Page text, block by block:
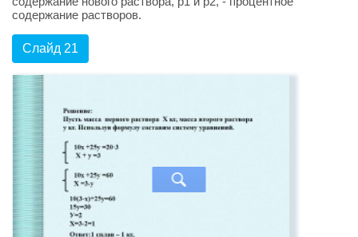
содержание растворов.
Слайд 21